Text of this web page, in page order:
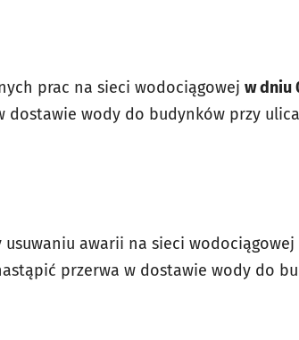
prac na sieci wodociągowej w dniu
dostawie wody do budynków przy
awarii na sieci wodociągowej
przerwa w dostawie wody do